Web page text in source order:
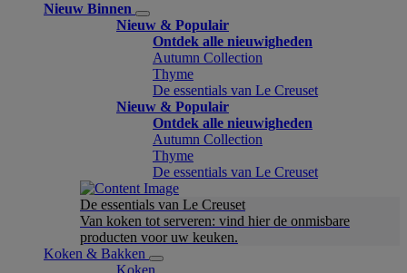
Nieuw Binnen
Nieuw & Populair
Ontdek alle nieuwigheden
Autumn Collection
Thyme
De essentials van Le Creuset
Nieuw & Populair
Ontdek alle nieuwigheden
Autumn Collection
Thyme
De essentials van Le Creuset
De essentials van Le Creuset
Van koken tot serveren: vind hier de onmisbare
producten voor uw keuken.
Koken & Bakken
Koken